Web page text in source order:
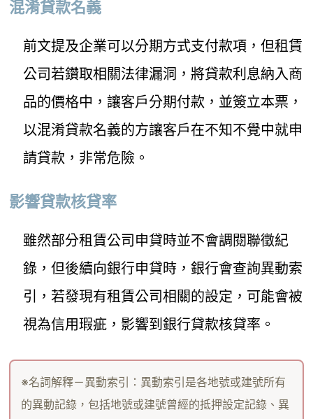
混淆貸款名義
前文提及企業可以分期方式支付款項，但租賃
公司若鑽取相關法律漏洞，將貸款利息納入商
品的價格中，讓客戶分期付款，並簽立本票，
以混淆貸款名義的方讓客戶在不知不覺中就申
請貸款，非常危險。
影響貸款核貸率
雖然部分租賃公司申貸時並不會調閱聯徵紀
錄，但後續向銀行申貸時，銀行會查詢異動索
引，若發現有租賃公司相關的設定，可能會被
視為信用瑕疵，影響到銀行貸款核貸率。
※名詞解釋－異動索引：異動索引是各地號或建號所有
的異動記錄，包括地號或建號曾經的抵押設定記錄、異